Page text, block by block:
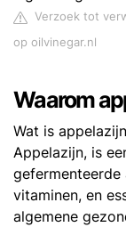
Verzoek tot
op oilvinegar.nl
Waarom
Wat is
Appelazijn, is
gefermenteerde
vitaminen, en
algemene